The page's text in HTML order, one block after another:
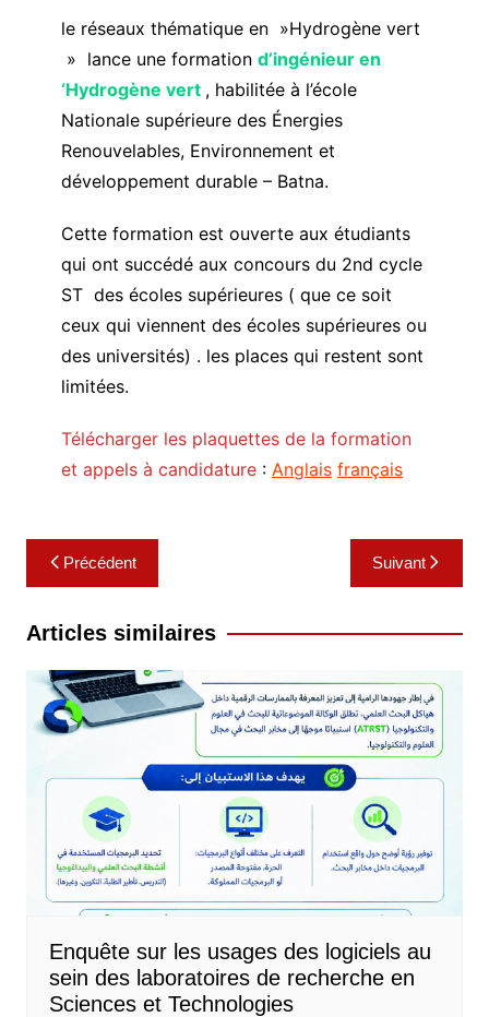
le réseaux thématique en »Hydrogène vert
» lance une formation d’ingénieur en
‘Hydrogène vert , habilitée à l’école
Nationale supérieure des Énergies
Renouvelables, Environnement et
développement durable – Batna.
Cette formation est ouverte aux étudiants
qui ont succédé aux concours du 2nd cycle
ST des écoles supérieures ( que ce soit
ceux qui viennent des écoles supérieures ou
des universités) . les places qui restent sont
limitées.
Télécharger les plaquettes de la formation
et appels à candidature: Anglais français
Navigation
de
l’article
Précédent Suivant
Articles similaires
Enquête sur les usages des logiciels au
sein des laboratoires de recherche en
Sciences et Technologies